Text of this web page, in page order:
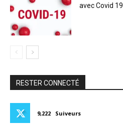
avec Covid 19
RESTER CONNECTÉ
9,222 Suiveurs